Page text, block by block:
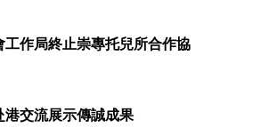
工作局終止崇專托兒所合作協
港交流展示傳誠成果